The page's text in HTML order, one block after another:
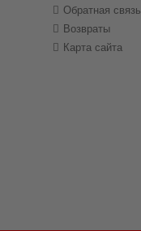
Обратная связь
Возвраты
Карта сайта